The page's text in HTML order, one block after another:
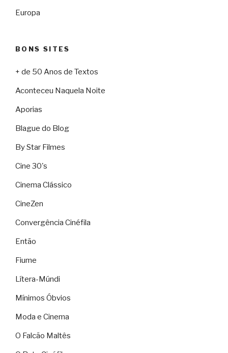
Europa
BONS SITES
+ de 50 Anos de Textos
Aconteceu Naquela Noite
Aporias
Blague do Blog
By Star Filmes
Cine 30's
Cinema Clássico
CineZen
Convergência Cinéfila
Então
Fiume
Lítera-Múndi
Mínimos Óbvios
Moda e Cinema
O Falcão Maltês